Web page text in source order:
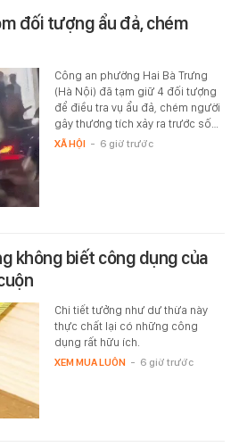
đối tượng ẩu đả, chém
Công an phường Hai Bà Trưng
(Hà Nội) đã tạm giữ 4 đối tượng
để điều tra vụ ẩu đả, chém người
gây thương tích xảy ra trước số…
XÃ HỘI - 6 giờ trước
không biết công dụng của
Chi tiết tưởng như dư thừa này
thực chất lại có những công
dụng rất hữu ích.
XEM MUA LUÔN - 6 giờ trước